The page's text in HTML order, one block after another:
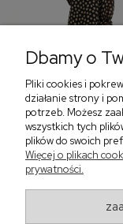
Sukienka z
bufiastym
405,30 zł
‹
Dbamy o
Pliki cookies i
działanie strony i
potrzeb. Możesz
wszystkich tych
plików do swoich
Więcej o plikach
prywatności.